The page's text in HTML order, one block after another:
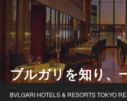
ブルガリを知り、
BVLGARI HOTELS & RESORTS TOKYO